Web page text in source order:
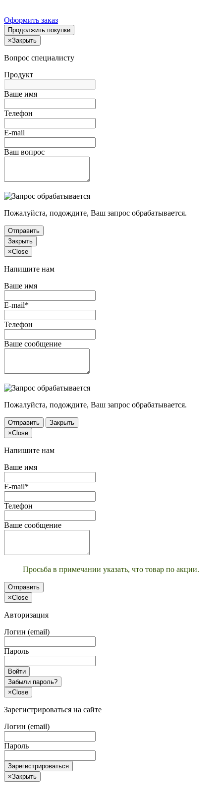
Оформить заказ
Продолжить покупки
×Закрыть
Вопрос специалисту
Продукт
Ваше имя
Телефон
E-mail
Ваш вопрос
Пожалуйста, подождите, Ваш запрос обрабатывается.
Отправить
Закрыть
×Close
Напишите нам
Ваше имя
E-mail*
Телефон
Ваше сообщение
Пожалуйста, подождите, Ваш запрос обрабатывается.
Отправить
Закрыть
×Close
Напишите нам
Ваше имя
E-mail*
Телефон
Ваше сообщение
Просьба в примечании указать, что товар по акции.
Отправить
×Close
Авторизация
Логин (email)
Пароль
Войти
Забыли пароль?
×Close
Зарегистрироваться на сайте
Логин (email)
Пароль
Зарегистрироваться
×Закрыть